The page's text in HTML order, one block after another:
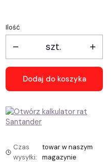
Ilość
szt.
Dodaj do koszyka
Czas
wysyłki:
towar w naszym
magazynie